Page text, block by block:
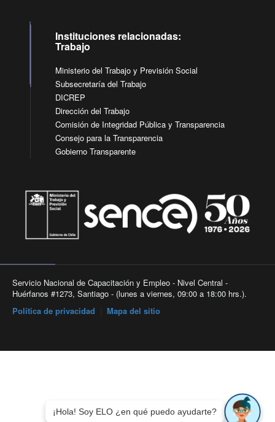
Instituciones relacionadas:
Trabajo
Ministerio del Trabajo y Previsión Social
Subsecretaría del Trabajo
DICREP
Dirección del Trabajo
Comisión de Integridad Pública y Transparencia
Consejo para la Transparencia
Gobierno Transparente
Servicio Nacional de Capacitación y Empleo - Nivel Central -
Huérfanos #1273, Santiago - (lunes a viernes, 09:00 a 18:00 hrs.).
Política de privacidad
Mapa del sitio
¡Hola! Soy ELO ¿en qué puedo ayudarte?